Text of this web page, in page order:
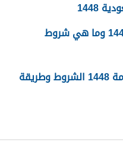
اسماء القبائل النازحة في جازان 1448 وما هي شروط
وظيفة كاتب ضبط في النيابة العامة 1448 الشروط وطريقة